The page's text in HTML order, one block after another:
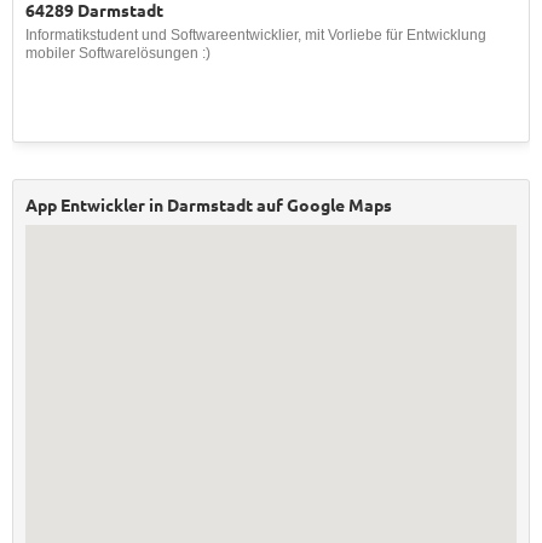
64289 Darmstadt
Informatikstudent und Softwareentwicklier, mit Vorliebe für Entwicklung
mobiler Softwarelösungen :)
App Entwickler in Darmstadt auf Google Maps